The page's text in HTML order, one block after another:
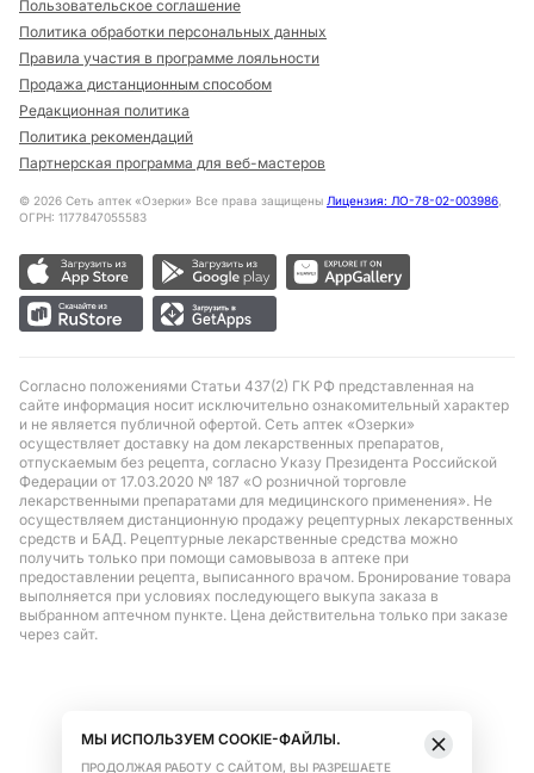
Пользовательское соглашение
Политика обработки персональных данных
Правила участия в программе лояльности
Продажа дистанционным способом
Редакционная политика
Политика рекомендаций
Партнерская программа для веб-мастеров
© 2026 Сеть аптек «Озерки» Все права защищены Лицензия: ЛО-78-02-003986,
ОГРН: 1177847055583
Согласно положениями Статьи 437(2) ГК РФ представленная на
сайте информация носит исключительно ознакомительный характер
и не является публичной офертой. Сеть аптек «Озерки»
осуществляет доставку на дом лекарственных препаратов,
отпускаемым без рецепта, согласно Указу Президента Российской
Федерации от 17.03.2020 № 187 «О розничной торговле
лекарственными препаратами для медицинского применения». Не
осуществляем дистанционную продажу рецептурных лекарственных
средств и БАД. Рецептурные лекарственные средства можно
получить только при помощи самовывоза в аптеке при
предоставлении рецепта, выписанного врачом. Бронирование товара
выполняется при условиях последующего выкупа заказа в
выбранном аптечном пункте. Цена действительна только при заказе
через сайт.
МЫ ИСПОЛЬЗУЕМ COOKIE-ФАЙЛЫ.
ПРОДОЛЖАЯ РАБОТУ С САЙТОМ, ВЫ РАЗРЕШАЕТЕ